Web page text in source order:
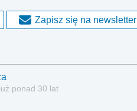
Zapisz się na newsletter
ponad 30 lat